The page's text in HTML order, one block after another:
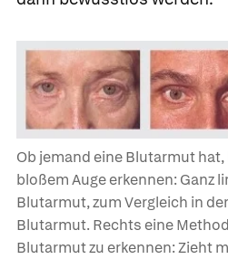
Ob jemand eine Blutarmut
bloßem Auge erkennen: Ganz
Blutarmut, zum Vergleich in
Blutarmut. Rechts eine
Blutarmut zu erkennen: Zieht